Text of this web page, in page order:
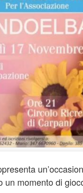
un momento di